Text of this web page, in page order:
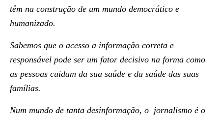
têm na construção de um mundo democrático e
humanizado.
Sabemos que o acesso a informação correta e
responsável pode ser um fator decisivo na forma como
as pessoas cuidam da sua saúde e da saúde das suas
famílias.
Num mundo de tanta desinformação, o jornalismo é o